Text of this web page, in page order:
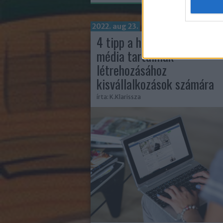
2022. aug 23.
4 tipp a hatékony közösségi
média tartalmak
létrehozásához
kisvállalkozások számára
írta: K.Klarissza